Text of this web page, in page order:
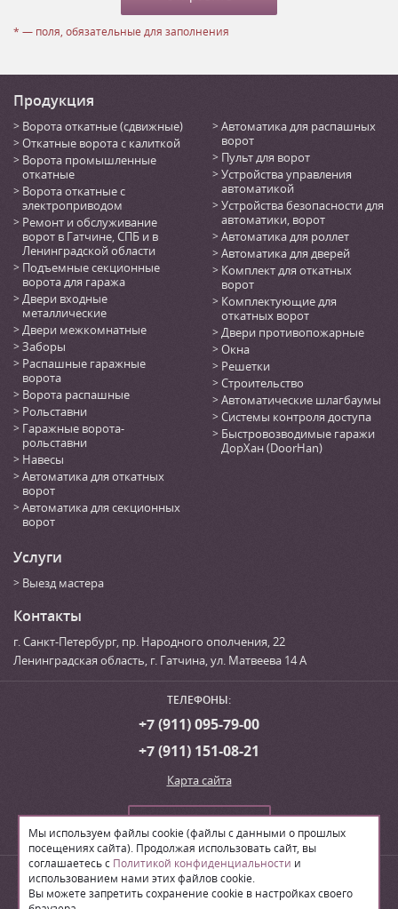
Мы используем файлы cookie (файлы с данными о прошлых
посещениях сайта). Продолжая использовать сайт, вы
соглашаетесь с Политикой конфиденциальности и
использованием нами этих файлов cookie.
Вы можете запретить сохранение cookie в настройках своего
* — поля, обязательные для заполнения
Продукция
Ворота откатные (сдвижные)
Откатные ворота с калиткой
Ворота промышленные
откатные
Ворота откатные с
электроприводом
Ремонт и обслуживание
ворот в Гатчине, СПБ и в
Ленинградской области
Подъемные секционные
ворота для гаража
Двери входные
металлические
Двери межкомнатные
Заборы
Распашные гаражные
ворота
Ворота распашные
Рольставни
Гаражные ворота-
рольставни
Навесы
Автоматика для откатных
ворот
Автоматика для секционных
ворот
Автоматика для распашных
ворот
Пульт для ворот
Устройства управления
автоматикой
Устройства безопасности для
автоматики, ворот
Автоматика для роллет
Автоматика для дверей
Комплект для откатных
ворот
Комплектующие для
откатных ворот
Двери противопожарные
Окна
Решетки
Строительство
Автоматические шлагбаумы
Системы контроля доступа
Быстровозводимые гаражи
ДорХан (DoorHan)
Услуги
Выезд мастера
Контакты
г. Санкт-Петербург, пр. Народного ополчения, 22
Ленинградская область, г. Гатчина,ул. Матвеева 14 А
ТЕЛЕФОНЫ:
+7 (911) 095-79-00
+7 (911) 151-08-21
Карта сайта
Сделать заказ
© 2026 Производственная компания «ЛВН»